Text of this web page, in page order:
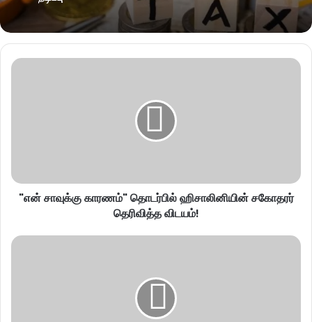
"என் சாவுக்கு காரணம்" தொடர்பில் ஹிசாலினியின் சகோதரர்
தெரிவித்த விடயம்!